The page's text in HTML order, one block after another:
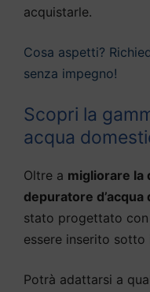
acquistarle.
Cosa aspetti?
senza impegno!
Scopri la
acqua
Oltre a migliorare la
depuratore
stato progettato
essere inserito
Potrà adattarsi a